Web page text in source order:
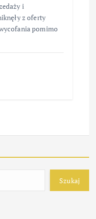
i
z oferty
pomimo
Szukaj